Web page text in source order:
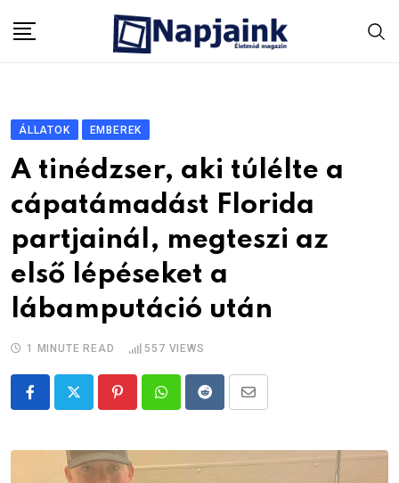
ÁLLATOK EMBEREK
A tinédzser, aki túlélte a
cápatámadást Florida
partjainál, megteszi az
első lépéseket a
lábamputáció után
1 MINUTE READ 557 VIEWS
PinterestWhatsappRedditShare
Email